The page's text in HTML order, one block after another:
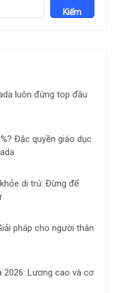
Kiếm
luôn đứng top đầu
Đặc quyền giáo dục
di trú: Đừng để
pháp cho người thân
2026: Lương cao và cơ